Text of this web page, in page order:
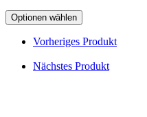
Optionen wählen
Vorheriges Produkt
Nächstes Produkt